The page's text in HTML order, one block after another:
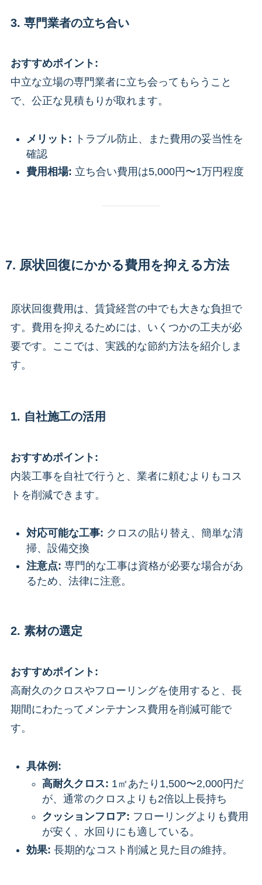
3. 専門業者の立ち合い
おすすめポイント:
中立な立場の専門業者に立ち会ってもらうこと
で、公正な見積もりが取れます。
メリット: トラブル防止、また費用の妥当性を
確認
費用相場: 立ち合い費用は5,000円〜1万円程度
7. 原状回復にかかる費用を抑える方法
原状回復費用は、賃貸経営の中でも大きな負担で
す。費用を抑えるためには、いくつかの工夫が必
要です。ここでは、実践的な節約方法を紹介しま
す。
1. 自社施工の活用
おすすめポイント:
内装工事を自社で行うと、業者に頼むよりもコス
トを削減できます。
対応可能な工事: クロスの貼り替え、簡単な清
掃、設備交換
注意点: 専門的な工事は資格が必要な場合があ
るため、法律に注意。
2. 素材の選定
おすすめポイント:
高耐久のクロスやフローリングを使用すると、長
期間にわたってメンテナンス費用を削減可能で
す。
具体例:
高耐久クロス: 1㎡あたり1,500〜2,000円だ
が、通常のクロスよりも2倍以上長持ち
クッションフロア: フローリングよりも費用
が安く、水回りにも適している。
効果: 長期的なコスト削減と見た目の維持。